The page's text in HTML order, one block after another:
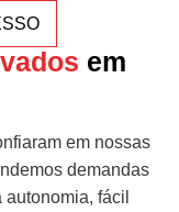
em
em nossas
demandas
fácil